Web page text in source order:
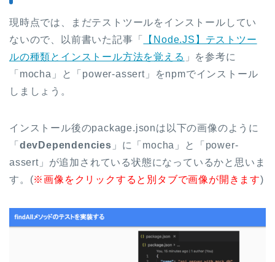
現時点では、まだテストツールをインストールしてい
ないので、以前書いた記事「
【Node.JS】テストツー
ルの種類とインストール方法を覚える 」を参考に
「mocha」と「power-assert」をnpmでインストール
しましょう。
インストール後のpackage.jsonは以下の画像のように
「 devDependencies 」に「mocha」と「power-
assert」が追加されている状態になっているかと思いま
す。(※画像をクリックすると別タブで画像が開きます)